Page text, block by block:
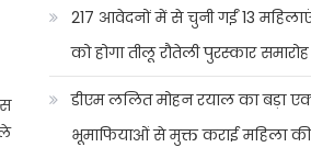
217 आवेदनों में से चुनी गईं 13
को होगा तीलू रौतेली पुरस्कार समारोह
डीएम ललित मोहन रयाल का बड़ा
भूमाफियाओं से मुक्त कराई महिला